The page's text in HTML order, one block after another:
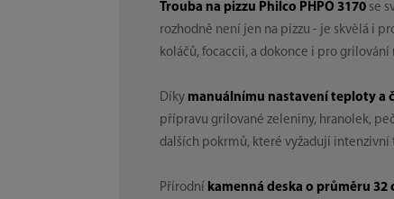
Trouba na pizzu Philco PHPO 3170 se
rozhodně není jen na pizzu - je skvělá i
koláčů, focaccii, a dokonce i pro grilování
Díky manuálnímu nastavení teploty a
přípravu grilované zeleniny, hranolek,
dalších pokrmů, které vyžadují intenzivní
Přírodní kamenná deska o průměru 32